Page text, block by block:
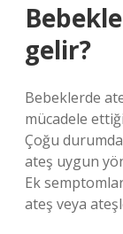
gelir?
Bebeklerde
mücadele
Çoğu
ateş uygun
Ek
ateş veya